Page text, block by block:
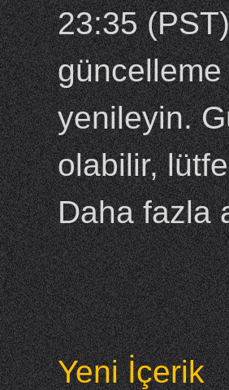
23:35
yenileyin.
olabilir,
Daha fazla
Yeni İçerik